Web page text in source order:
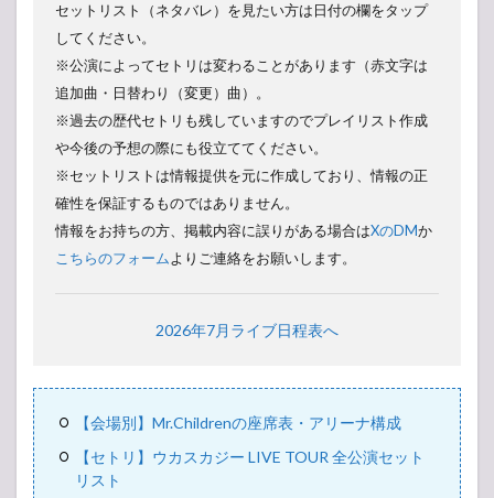
セットリスト（ネタバレ）を見たい方は日付の欄をタップ
してください。
※公演によってセトリは変わることがあります（赤文字は
追加曲・日替わり（変更）曲）。
※過去の歴代セトリも残していますのでプレイリスト作成
や今後の予想の際にも役立ててください。
※セットリストは情報提供を元に作成しており、情報の正
確性を保証するものではありません。
情報をお持ちの方、掲載内容に誤りがある場合はXのDMか
こちらのフォームよりご連絡をお願いします。
2026年7月ライブ日程表へ
【会場別】Mr.Childrenの座席表・アリーナ構成
【セトリ】ウカスカジー LIVE TOUR 全公演セット
リスト